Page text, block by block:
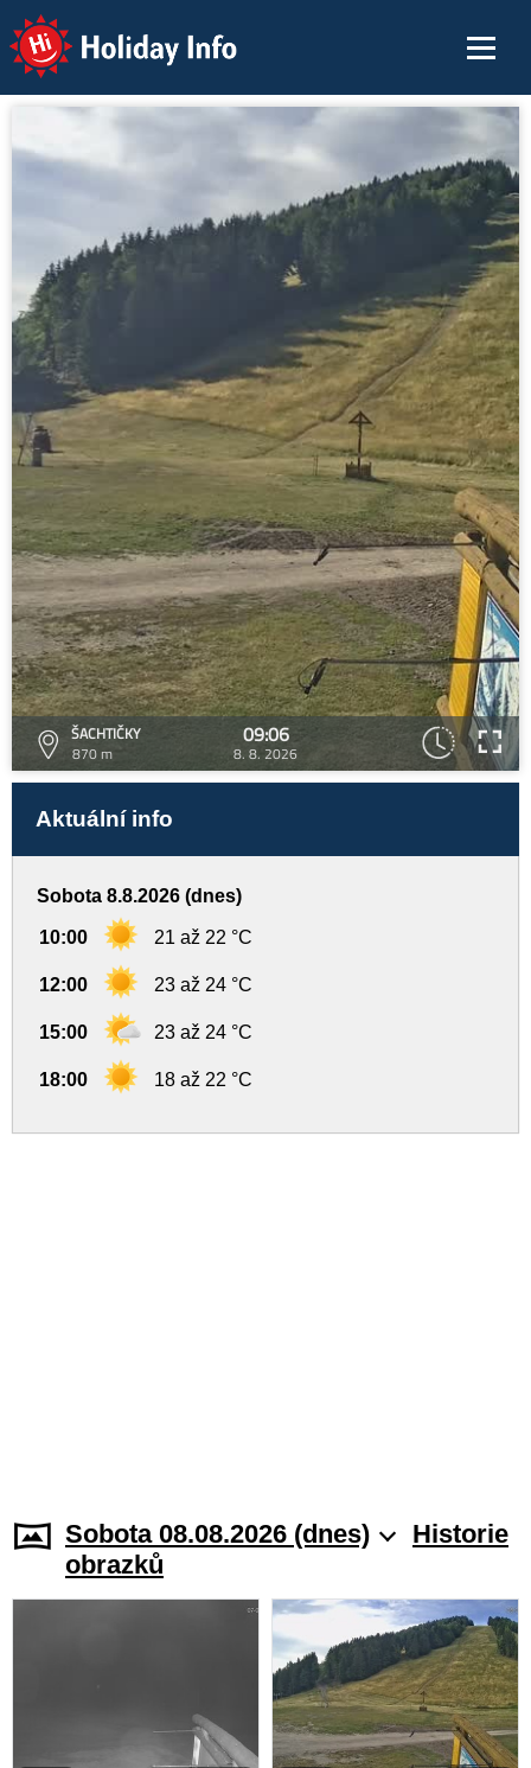
Holiday Info
ŠACHTIČKY
870 m
09:06
8. 8. 2026
Aktuální info
Sobota 8.8.2026 (dnes)
10:00 21 až 22 °C
12:00 23 až 24 °C
15:00 23 až 24 °C
18:00 18 až 22 °C
Sobota 08.08.2026 (dnes)
Historie
obrazků